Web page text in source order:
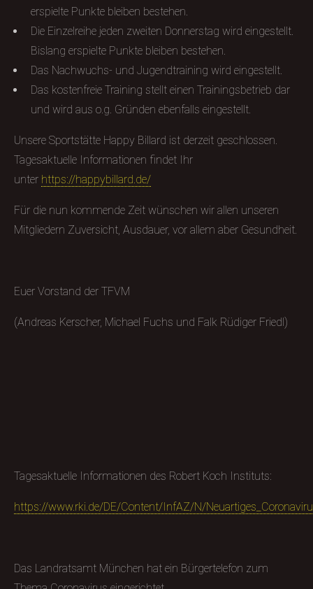
erspielte Punkte bleiben bestehen.
Die Einzelreihe jeden zweiten Donnerstag wird eingestellt.
Bislang erspielte Punkte bleiben bestehen.
Das Nachwuchs- und Jugendtraining wird eingestellt.
Das kostenfreie Training stellt einen Trainingsbetrieb dar
und wird aus o.g. Gründen ebenfalls eingestellt.
Unsere Sportstätte Happy Billard ist derzeit geschlossen.
Tagesaktuelle Informationen findet Ihr
unter https://happybillard.de/
Für die nun kommende Zeit wünschen wir allen unseren
Mitgliedern Zuversicht, Ausdauer, vor allem aber Gesundheit.
Euer Vorstand der TFVM
(Andreas Kerscher, Michael Fuchs und Falk Rüdiger Friedl)
Tagesaktuelle Informationen des Robert Koch Instituts:
https://www.rki.de/DE/Content/InfAZ/N/
Das Landratsamt München hat ein Bürgertelefon zum